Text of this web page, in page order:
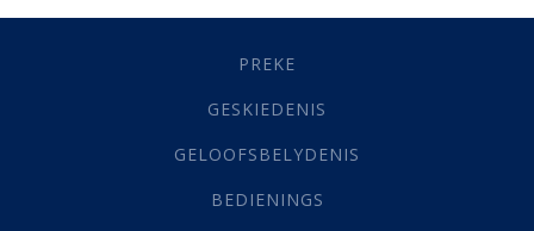
Geestelike Groei(10)
(21)
Grys Areas(4)
Lewensdoel(3)
Selfondersoek(1)
PREKE
GESKIEDENIS
GELOOFSBELYDENIS
BEDIENINGS